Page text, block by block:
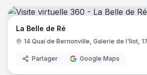
La Belle de Ré
Partager Google Maps